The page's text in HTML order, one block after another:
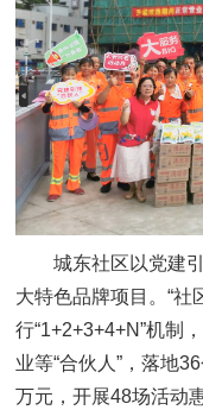
城东社区以党建
大特色品牌项目。“社
行“1+2+3+4+N”机制
业等“合伙人”，落地
万元，开展48场活动